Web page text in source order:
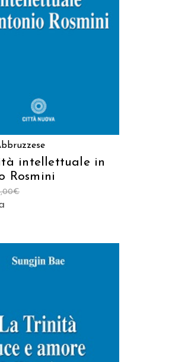
AGGIUNGI AL CARRELLO
intellettuale in
Rosmini
€